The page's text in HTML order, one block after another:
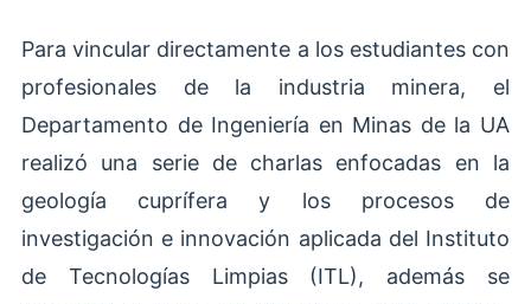
Para vincular directamente a los estudiantes con
profesionales de la industria minera, el
Departamento de Ingeniería en Minas de la UA
realizó una serie de charlas enfocadas en la
geología cuprífera y los procesos de
investigación e innovación aplicada del Instituto
de Tecnologías Limpias (ITL), además se